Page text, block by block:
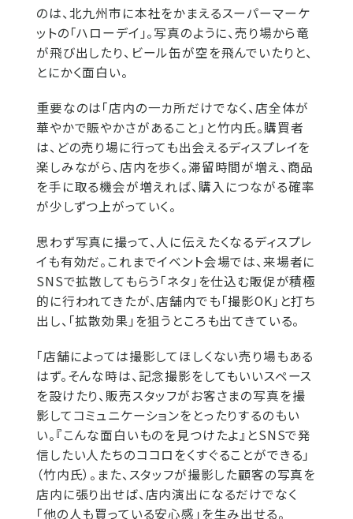
のは、北九州市に本社をかまえるスーパーマーケ
ットの「ハローデイ」。写真のように、売り場から竜
が飛び出したり、ビール缶が空を飛んでいたりと、
とにかく面白い。
重要なのは「店内の一カ所だけでなく、店全体が
華やかで賑やかさがあること」と竹内氏。購買者
は、どの売り場に行っても出会えるディスプレイを
楽しみながら、店内を歩く。滞留時間が増え、商品
を手に取る機会が増えれば、購入につながる確率
が少しずつ上がっていく。
思わず写真に撮って、人に伝えたくなるディスプレ
イも有効だ。これまでイベント会場では、来場者に
SNSで拡散してもらう「ネタ」を仕込む販促が積極
的に行われてきたが、店舗内でも「撮影OK」と打ち
出し、「拡散効果」を狙うところも出てきている。
「店舗によっては撮影してほしくない売り場もある
はず。そんな時は、記念撮影をしてもいいスペース
を設けたり、販売スタッフがお客さまの写真を撮
影してコミュニケーションをとったりするのもい
い。『こんな面白いものを見つけたよ』とSNSで発
信したい人たちのココロをくすぐることができる」
（竹内氏）。また、スタッフが撮影した顧客の写真を
店内に張り出せば、店内演出になるだけでなく
「他の人も買っている安心感」を生み出せる。